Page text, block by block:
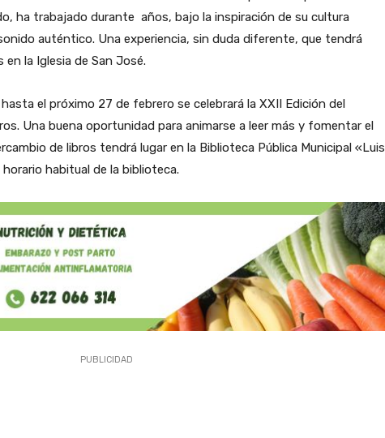
ha trabajado durante años, bajo la inspiración de su cultura
auténtico. Una experiencia, sin duda diferente, que tendrá
la Iglesia de San José.
el próximo 27 de febrero se celebrará la XXII Edición del
Una buena oportunidad para animarse a leer más y fomentar el
de libros tendrá lugar en la Biblioteca Pública Municipal «Luis
habitual de la biblioteca.
PUBLICIDAD